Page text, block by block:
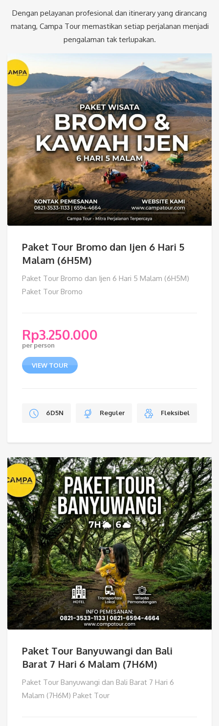
Dengan pelayanan profesional dan itinerary yang dirancang
matang, Campa Tour memastikan setiap perjalanan menjadi
pengalaman tak terlupakan.
Paket Tour Bromo dan Ijen 6 Hari 5
Malam (6H5M)
Paket Tour Bromo dan Ijen 6 Hari 5 Malam (6H5M)
Paket Tour Bromo
Rp3.250.000
per person
VIEW TOUR
6D5N Reguler Fleksibel
Paket Tour Banyuwangi dan Bali
Barat 7 Hari 6 Malam (7H6M)
Paket Tour Banyuwangi dan Bali Barat 7 Hari 6
Malam (7H6M) Paket Tour